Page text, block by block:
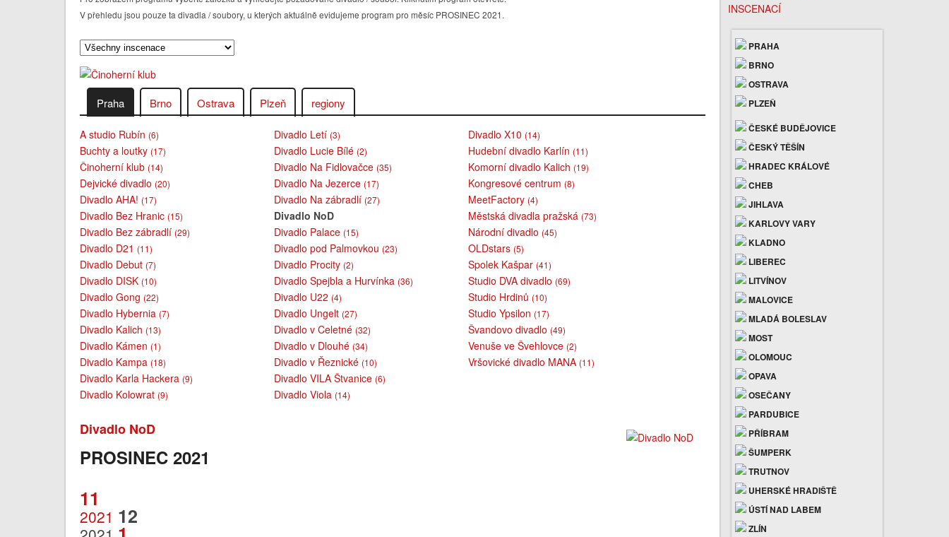
V přehledu jsou pouze ta divadla / soubory, u kterých aktuálně evidujeme program pro měsíc PROSINEC 2021.
Praha Brno Ostrava Plzeň regiony
A studio Rubín(6)
Buchty a loutky(17)
Činoherní klub(14)
Dejvické divadlo(20)
Divadlo AHA!(17)
Divadlo Bez Hranic(15)
Divadlo Bez zábradlí(29)
Divadlo D21(11)
Divadlo Debut(7)
Divadlo DISK(10)
Divadlo Gong(22)
Divadlo Hybernia(7)
Divadlo Kalich(13)
Divadlo Kámen(1)
Divadlo Kampa(18)
Divadlo Karla Hackera(9)
Divadlo Kolowrat(9)
Divadlo Letí(3)
Divadlo Lucie Bílé(2)
Divadlo Na Fidlovačce(35)
Divadlo Na Jezerce(17)
Divadlo Na zábradlí(27)
Divadlo NoD
Divadlo Palace(15)
Divadlo pod Palmovkou(23)
Divadlo Procity(2)
Divadlo Spejbla a Hurvínka(36)
Divadlo U22(4)
Divadlo Ungelt(27)
Divadlo v Celetné(32)
Divadlo v Dlouhé(34)
Divadlo v Řeznické(10)
Divadlo VILA Štvanice(6)
Divadlo Viola(14)
Divadlo X10(14)
Hudební divadlo Karlín(11)
Komorní divadlo Kalich(19)
Kongresové centrum(8)
MeetFactory(4)
Městská divadla pražská(73)
Národní divadlo(45)
OLDstars(5)
Spolek Kašpar(41)
Studio DVA divadlo(69)
Studio Hrdinů(10)
Studio Ypsilon(17)
Švandovo divadlo(49)
Venuše ve Švehlovce(2)
Vršovické divadlo MANA(11)
Divadlo NoD
PROSINEC 2021
11
2021 12
INSCENACÍ
PRAHA
BRNO
OSTRAVA
PLZEŇ
ČESKÉ BUDĚJOVICE
ČESKÝ TĚŠÍN
HRADEC KRÁLOVÉ
CHEB
JIHLAVA
KARLOVY VARY
KLADNO
LIBEREC
LITVÍNOV
MALOVICE
MLADÁ BOLESLAV
MOST
OLOMOUC
OPAVA
OSEČANY
PARDUBICE
PŘÍBRAM
ŠUMPERK
TRUTNOV
UHERSKÉ HRADIŠTĚ
ÚSTÍ NAD LABEM
ZLÍN